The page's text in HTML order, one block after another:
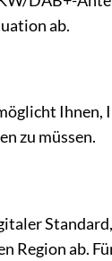
ab.
Ihnen,
zu müssen.
ab.